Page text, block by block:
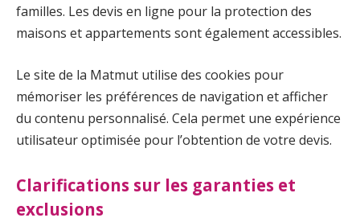
familles. Les devis en ligne pour la protection des
maisons et appartements sont également accessibles.
Le site de la Matmut utilise des cookies pour
mémoriser les préférences de navigation et afficher
du contenu personnalisé. Cela permet une expérience
utilisateur optimisée pour l’obtention de votre devis.
Clarifications sur les garanties et
exclusions